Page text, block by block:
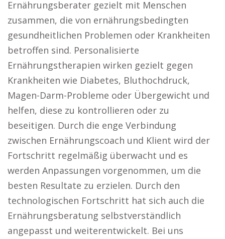
Ernährungsberater gezielt mit Menschen
zusammen, die von ernährungsbedingten
gesundheitlichen Problemen oder Krankheiten
betroffen sind. Personalisierte
Ernährungstherapien wirken gezielt gegen
Krankheiten wie Diabetes, Bluthochdruck,
Magen-Darm-Probleme oder Übergewicht und
helfen, diese zu kontrollieren oder zu
beseitigen. Durch die enge Verbindung
zwischen Ernährungscoach und Klient wird der
Fortschritt regelmäßig überwacht und es
werden Anpassungen vorgenommen, um die
besten Resultate zu erzielen. Durch den
technologischen Fortschritt hat sich auch die
Ernährungsberatung selbstverständlich
angepasst und weiterentwickelt. Bei uns